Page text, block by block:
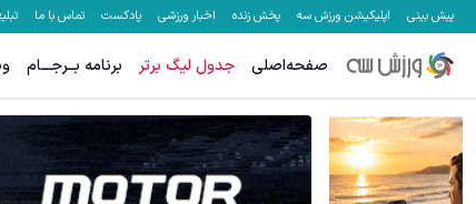
پیش بینی اپلیکیشن ورزش سه پخش زنده اخبار ورزشی پادکست تماس با ما
صفحه‌اصلی جدول لیگ برتر برنامه بــرجـــام